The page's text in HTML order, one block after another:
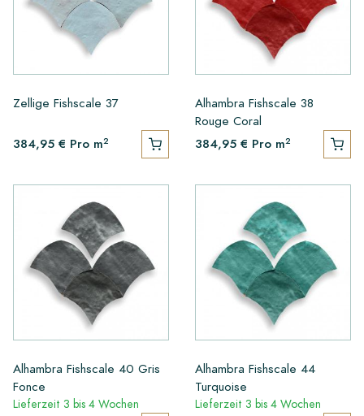
Zellige Fishscale 37
384,95 € Pro m2
Alhambra Fishscale 38
Rouge Coral
384,95 € Pro m2
Alhambra Fishscale 40 Gris
Fonce
Lieferzeit 3 bis 4 Wochen
Alhambra Fishscale 44
Turquoise
Lieferzeit 3 bis 4 Wochen